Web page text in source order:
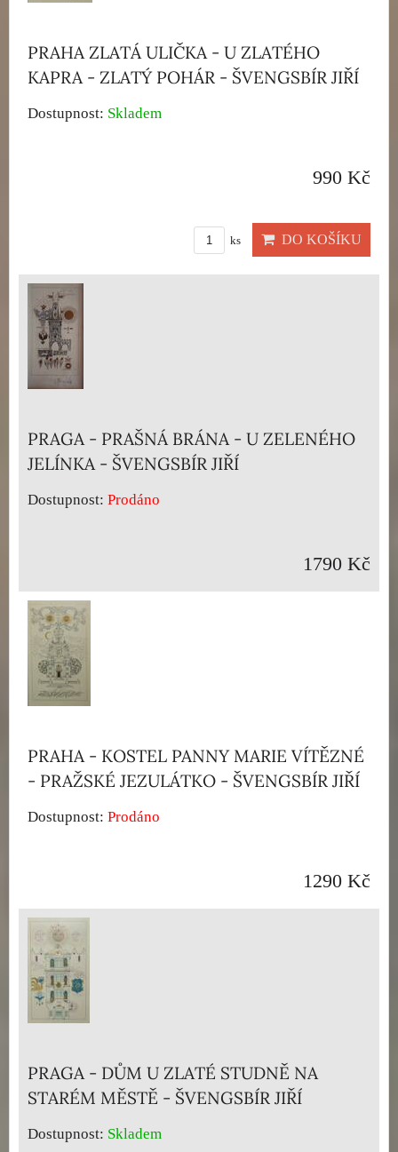
PRAHA ZLATÁ ULIČKA - U ZLATÉHO
KAPRA - ZLATÝ POHÁR - ŠVENGSBÍR JIŘÍ
Dostupnost: Skladem
990 Kč
ks DO KOŠÍKU
PRAGA - PRAŠNÁ BRÁNA - U ZELENÉHO
JELÍNKA - ŠVENGSBÍR JIŘÍ
Dostupnost: Prodáno
1790 Kč
PRAHA - KOSTEL PANNY MARIE VÍTĚZNÉ
- PRAŽSKÉ JEZULÁTKO - ŠVENGSBÍR JIŘÍ
Dostupnost: Prodáno
1290 Kč
PRAGA - DŮM U ZLATÉ STUDNĚ NA
STARÉM MĚSTĚ - ŠVENGSBÍR JIŘÍ
Dostupnost: Skladem